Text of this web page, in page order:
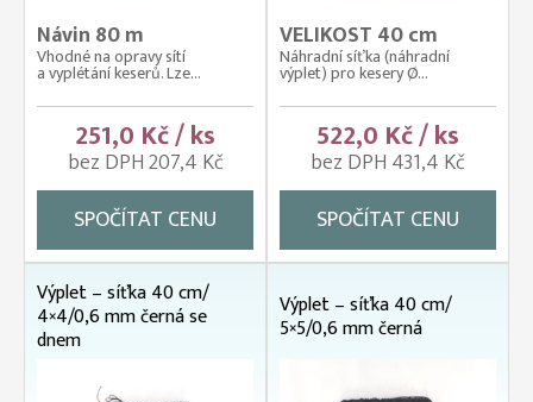
Návin 80 m
Vhodné na opravy sítí
a vyplétání keserů. Lze...
251,0 Kč / ks
bez DPH 207,4 Kč
SPOČÍTAT CENU
VELIKOST 40 cm
Náhradní síťka (náhradní
výplet) pro kesery Ø...
522,0 Kč / ks
bez DPH 431,4 Kč
SPOČÍTAT CENU
Výplet – síťka 40 cm/
4×4/0,6 mm černá se
dnem
Výplet – síťka 40 cm/
5×5/0,6 mm černá